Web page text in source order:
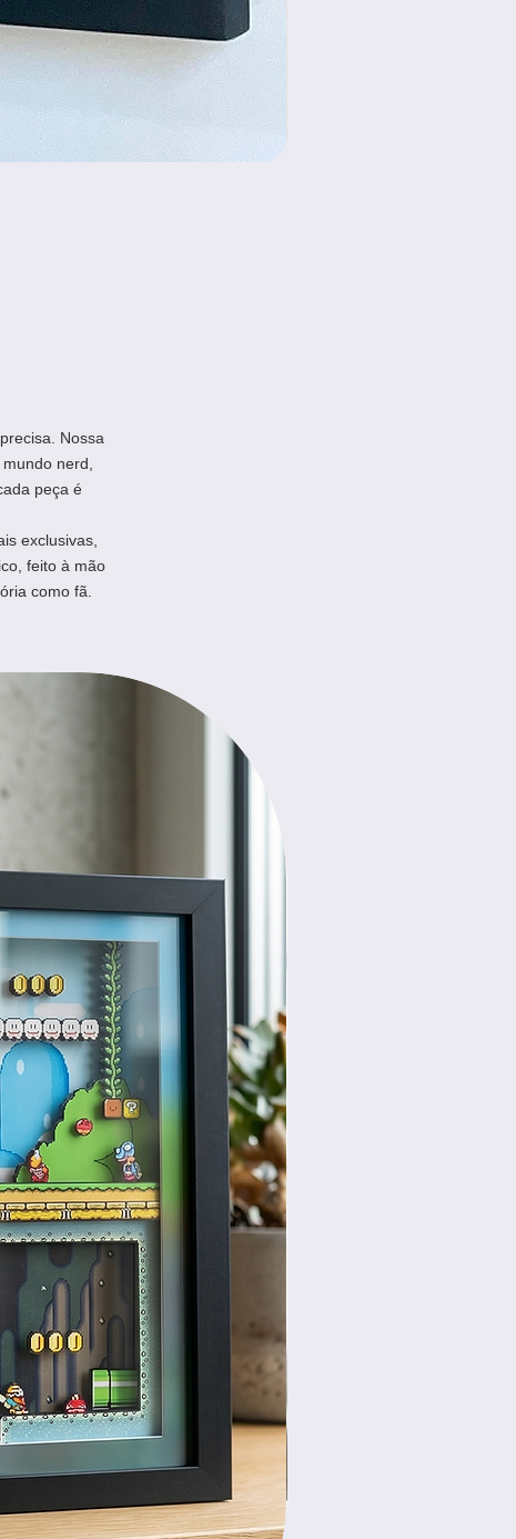
Nossa
nerd,
peça é
exclusivas,
feito à mão
como fã.